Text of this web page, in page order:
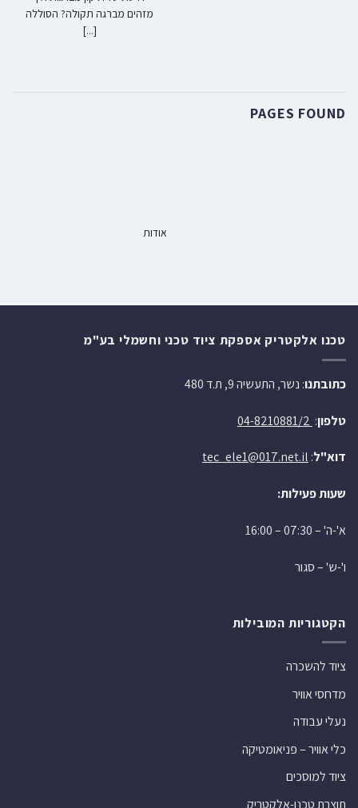
מזהים מברגה תקולה? הסוללה
[...]
PAGES FOUND
אודות
טכנו אלקטריק אספקת ציוד טכני וחשמלי בע"מ
כתובתנו: נשר, התעשיה 9, ת.ד 480
טלפון:
דוא"ל:
tec_ele1@017.net.il
שעות פעילות:
א'-ה' – 07:30 – 16:00
ו'-ש' – סגור
הקטגוריות המובילות
ציוד להשכרה
מדחסי אוויר
נעלי עבודה
כלי אוויר – פניאומטיקה
ציוד למוסכים
תוצרת טכנו-אלקטריק